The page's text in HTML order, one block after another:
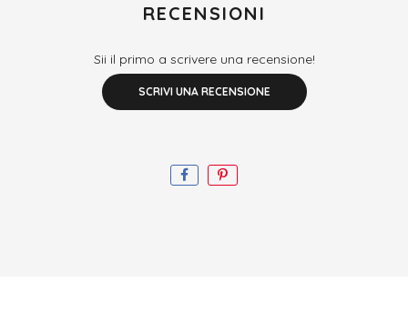
RECENSIONI
Sii il primo a scrivere una recensione!
SCRIVI UNA RECENSIONE